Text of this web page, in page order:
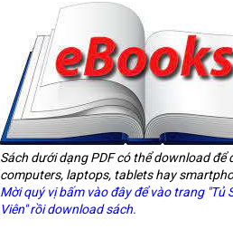
Sách dưới dạng PDF có thể download để
computers, laptops, tablets hay
Mời quý vị bấm vào đây để vào trang "Tủ
Viên" rồi download sách.